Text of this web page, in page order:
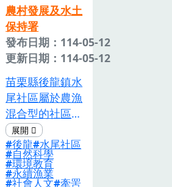
農村發展及水土
保持署
發布日期：114-05-12
更新日期：114-05-12
苗栗縣後龍鎮水
尾社區屬於農漁
混合型的社區，
早期居民大多以
牽罟捕撈漁獲維
生，每年辦理一
次大型的海上牽
後龍 水尾社區
自然科學
環境教育
永續漁業
社會人文 牽罟